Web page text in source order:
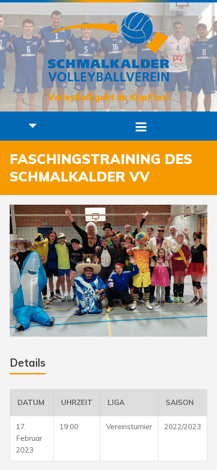
Volleyball geht im Kopf los!
FASCHINGSTRAINING DES
SCHMALKALDER VV
Details
DATUM UHRZEIT LIGA SAISON
17.
Februar
2023
19:00 Vereinsturnier 2022/2023